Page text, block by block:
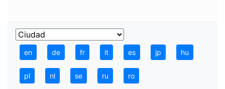
en de fr it es jp hu
pl nl se ru ro